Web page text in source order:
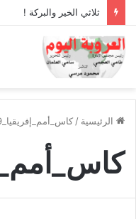
ثلاثي الخير والبركة !
الرئيسية / كاس_أمم_إفريقيا_2019